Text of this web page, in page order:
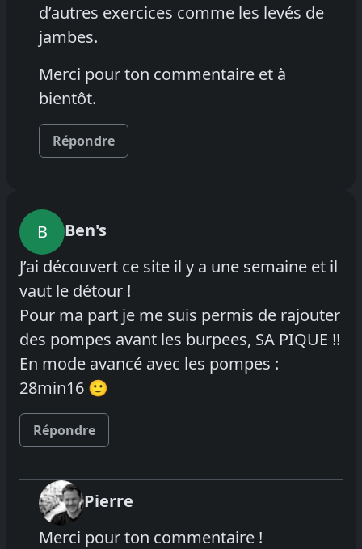
d’autres exercices comme les levés de
jambes.
Merci pour ton commentaire et à
bientôt.
Répondre
B
Ben's
J’ai découvert ce site il y a une semaine et il
vaut le détour !
Pour ma part je me suis permis de rajouter
des pompes avant les burpees, SA PIQUE !!
En mode avancé avec les pompes :
28min16 🙂
Répondre
Pierre
Merci pour ton commentaire !